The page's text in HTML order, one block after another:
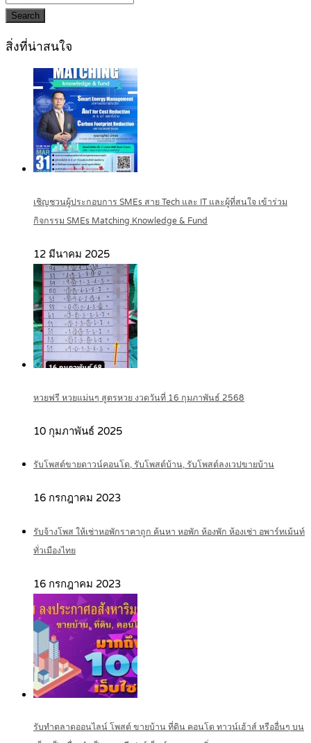
Search
สิ่งที่น่าสนใจ
เชิญชวนผู้ประกอบการ SMEs สาย Tech และ IT และผู้ที่สนใจ เข้าร่วม
กิจกรรม SMEs Matching Knowledge & Fund
12 มีนาคม 2025
หวยฟรี หวยแม่นๆ สูตรหวย งวดวันที่ 16 กุมภาพันธ์ 2568
10 กุมภาพันธ์ 2025
รับโพสต์ขายดาวน์คอนโด, รับโพสต์บ้าน, รับโพสต์ลงเวปขายบ้าน
16 กรกฎาคม 2023
รับจ้างโพส ให้เช่าหอพักราคาถูก ค้นหา หอพัก ห้องพัก ห้องเช่า อพาร์ทเม้นท์
ทั่วเมืองไทย
16 กรกฎาคม 2023
รับทำตลาดออนไลน์ โพสต์ ขายบ้าน ที่ดิน คอนโด ทาวน์เฮ้าส์ หรืออื่นๆ บน